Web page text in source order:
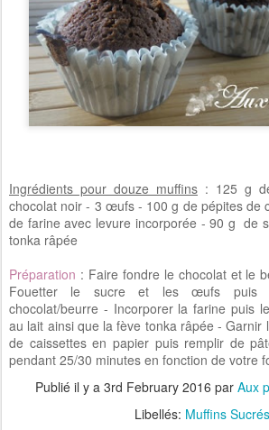
Ingrédients pour douze muffins : 125 g
chocolat noir - 3 œufs - 100 g de pépites de
de farine avec levure incorporée - 90 g de
tonka râpée
Préparation : Faire fondre le chocolat et le
Fouetter le sucre et les œufs puis
chocolat/beurre - Incorporer la farine puis
au lait ainsi que la fève tonka râpée - Garnir
de caissettes en papier puis remplir de
pendant 25/30 minutes en fonction de votre
Publié il y a 3rd February 2016 par Aux
Libellés: Muffins Sucrés